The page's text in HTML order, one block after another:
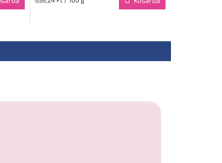
köszönhetően még fokozott mozgás mellett